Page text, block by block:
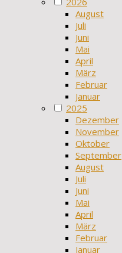
August
Juli
Juni
Mai
April
März
Februar
Januar
2025
Dezember
November
Oktober
September
August
Juli
Juni
Mai
April
März
Februar
Januar